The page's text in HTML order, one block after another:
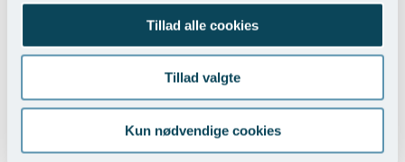
Tillad alle cookies
Tillad valgte
Kun nødvendige cookies
Interesseområde
Ved at trykke på “Ja tak, tilmeld mig”, bekræfter du at du
har læst AROS Persondatapolitik, som indeholder
information om behandlingen af dine personoplysninger.